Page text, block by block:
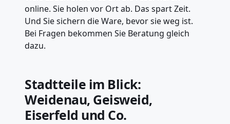
online. Sie holen vor Ort ab. Das spart Zeit.
Und Sie sichern die Ware, bevor sie weg ist.
Bei Fragen bekommen Sie Beratung gleich
dazu.
Stadtteile im Blick:
Weidenau, Geisweid,
Eiserfeld und Co.